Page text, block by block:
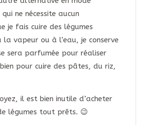
ne nécessite aucun
je fais cuire des légumes
la vapeur ou à l’eau, je conserve
sera parfumée pour réaliser
pour cuire des pâtes, du riz,
il est bien inutile d’acheter
légumes tout prêts. 😉